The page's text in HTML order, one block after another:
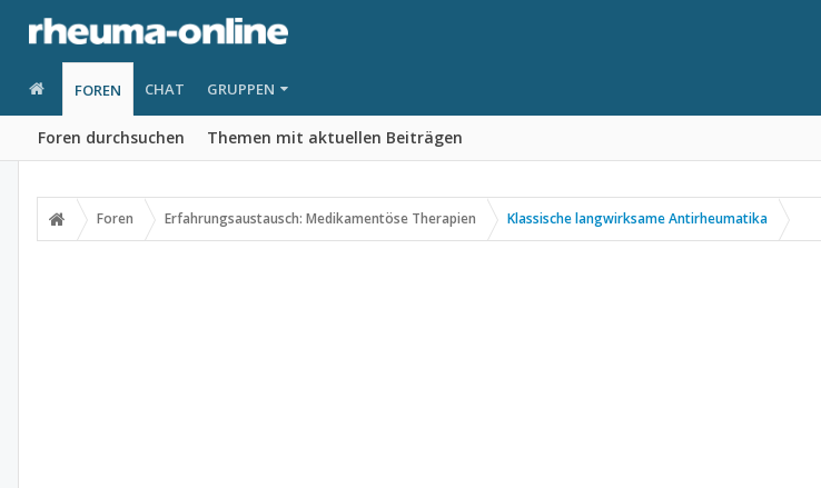
FOREN
Foren durchsuchen Themen mit aktuellen Beiträgen
CHAT GRUPPEN
Foren Erfahrungsaustausch: Medikamentöse Therapien Klassische langwirksame Antirheumatika